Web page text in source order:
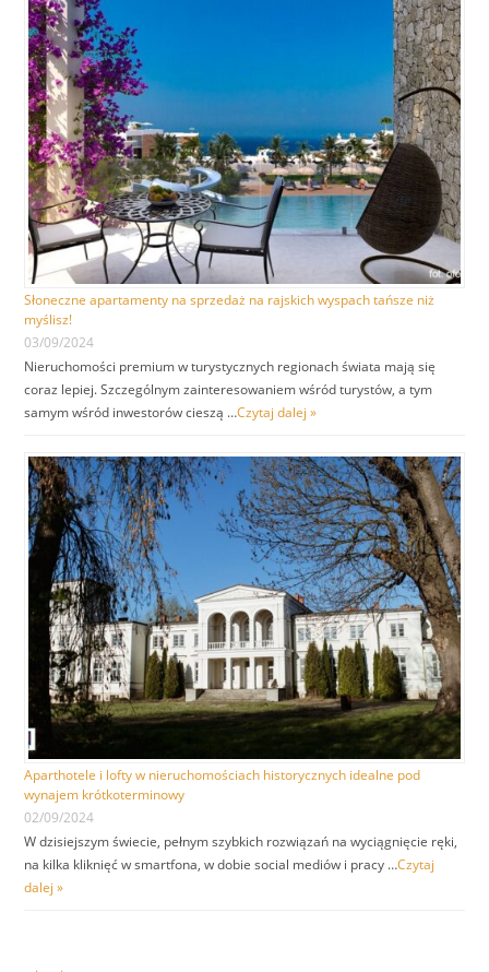
Słoneczne apartamenty na sprzedaż na rajskich wyspach tańsze niż
myślisz!
03/09/2024
Nieruchomości premium w turystycznych regionach świata mają się
coraz lepiej. Szczególnym zainteresowaniem wśród turystów, a tym
samym wśród inwestorów cieszą …Czytaj dalej »
Aparthotele i lofty w nieruchomościach historycznych idealne pod
wynajem krótkoterminowy
02/09/2024
W dzisiejszym świecie, pełnym szybkich rozwiązań na wyciągnięcie ręki,
na kilka kliknięć w smartfona, w dobie social mediów i pracy …Czytaj
dalej »